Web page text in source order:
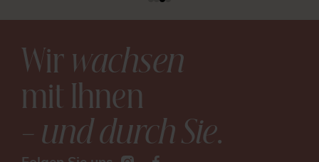
Wirwachsen
mit Ihnen
– und durch Sie.